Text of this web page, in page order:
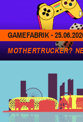
GAMEFABRIK -
MOTHERTRUCKER?